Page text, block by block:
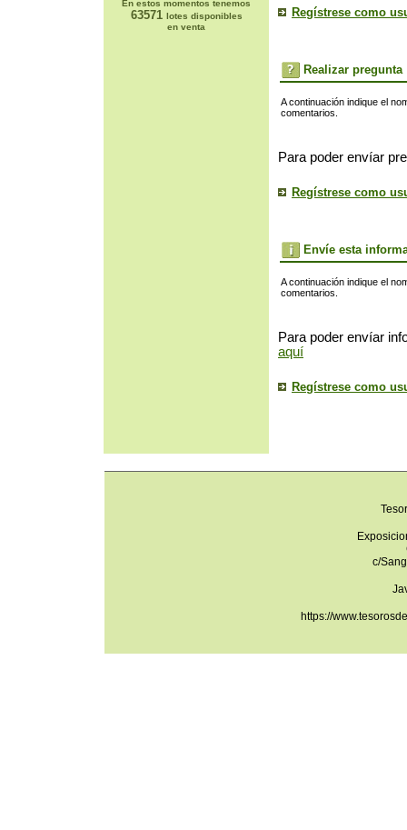
En estos momentos tenemos
63571 lotes disponibles
en venta
Regístrese como
Realizar pregunta
A continuación indique el
comentarios.
Para poder envíar
Regístrese como
Envíe esta
A continuación indique el
comentarios.
Para poder envíar
aquí
Regístrese como
c/
https://